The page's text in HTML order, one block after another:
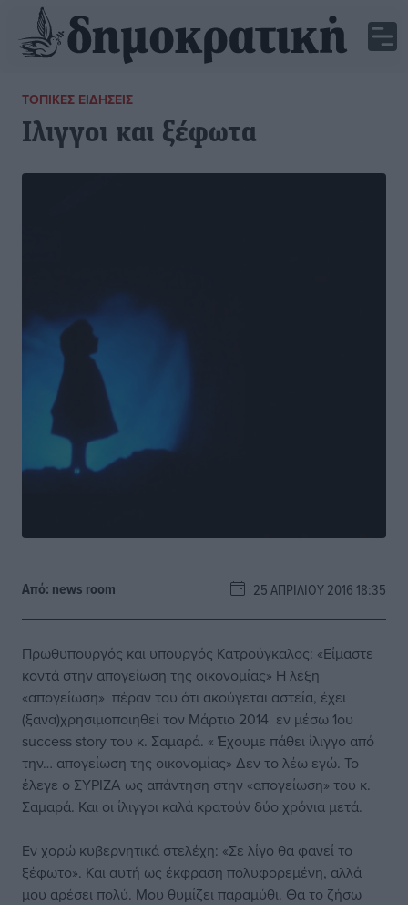
ΤΟΠΙΚΈΣ ΕΙΔΉΣΕΙΣ
Ιλιγγοι και ξέφωτα
Από: news room 25 ΑΠΡΙΛΊΟΥ 2016 18:35
Πρωθυπουργός και υπουργός Κατρούγκαλος: «Είμαστε
κοντά στην απογείωση της οικονομίας» Η λέξη
«απογείωση» πέραν του ότι ακούγεται αστεία, έχει
(ξανα)χρησιμοποιηθεί τον Μάρτιο 2014 εν μέσω 1ου
success story του κ. Σαμαρά. « Έχουμε πάθει ίλιγγο από
την… απογείωση της οικονομίας» Δεν το λέω εγώ. Το
έλεγε ο ΣΥΡΙΖΑ ως απάντηση στην «απογείωση» του κ.
Σαμαρά. Και οι ίλιγγοι καλά κρατούν δύο χρόνια μετά.
Εν χορώ κυβερνητικά στελέχη: «Σε λίγο θα φανεί το
ξέφωτο». Και αυτή ως έκφραση πολυφορεμένη, αλλά
μου αρέσει πολύ. Μου θυμίζει παραμύθι. Θα το ζήσω